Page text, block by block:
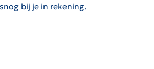
bij je in rekening.